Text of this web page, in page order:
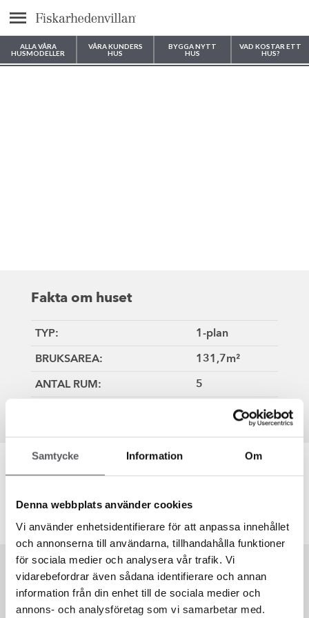
Samtycke Information Om
Denna webbplats använder cookies
Vi använder enhetsidentifierare för att anpassa innehållet
och annonserna till användarna, tillhandahålla funktioner
för sociala medier och analysera vår trafik. Vi
vidarebefordrar även sådana identifierare och annan
information från din enhet till de sociala medier och
annons- och analysföretag som vi samarbetar med.
Meny
ALLA VÅRA
HUSMODELLER
VÅRA KUNDERS
HUS
BYGGA NYTT
HUS
VAD KOSTAR ETT
HUS?
Var vill du bygga ditt hus?
Fakta om huset
TYP: 1-plan
BRUKSAREA: 131,7m²
ANTAL RUM: 5
Planlösning
Kommentarer